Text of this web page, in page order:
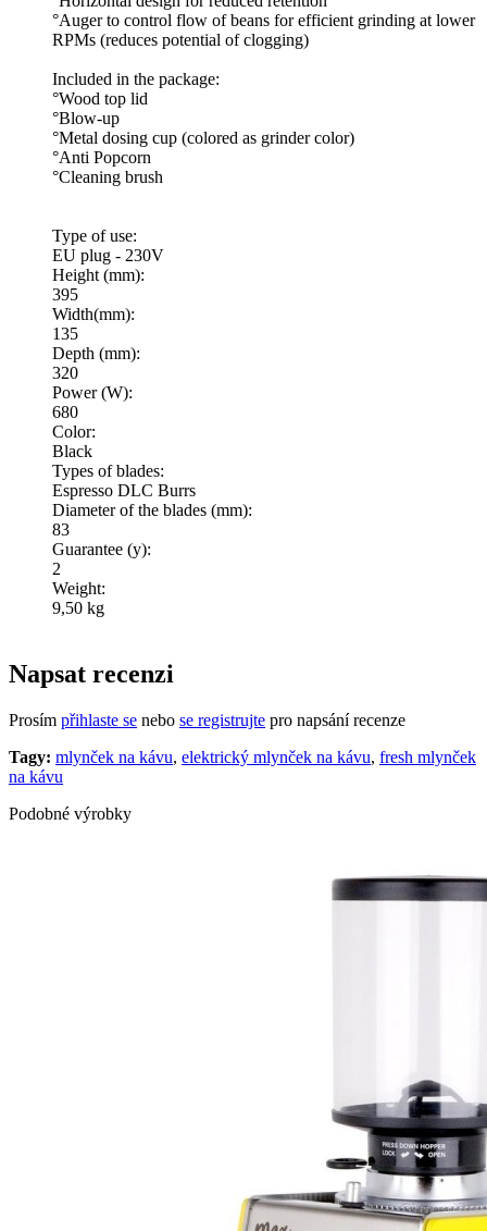
°Auger to control flow of beans for efficient grinding at lower
RPMs (reduces potential of clogging)
Included in the package:
°Wood top lid
°Blow-up
°Metal dosing cup (colored as grinder color)
°Anti Popcorn
°Cleaning brush
Type of use:
EU plug - 230V
Height (mm):
395
Width(mm):
135
Depth (mm):
320
Power (W):
680
Color:
Black
Types of blades:
Espresso DLC Burrs
Diameter of the blades (mm):
83
Guarantee (y):
2
Weight:
9,50 kg
Napsat recenzi
Prosím přihlaste se nebo se registrujte pro napsání recenze
Tagy: mlynček na kávu, elektrický mlynček na kávu, fresh mlynček
na kávu
Podobné výrobky